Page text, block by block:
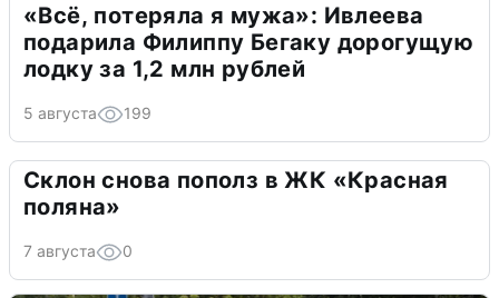
«Всё, потеряла я мужа»: Ивлеева
подарила Филиппу Бегаку дорогущую
лодку за 1,2 млн рублей
5 августа 199
Склон снова пополз в ЖК «Красная
поляна»
7 августа 0